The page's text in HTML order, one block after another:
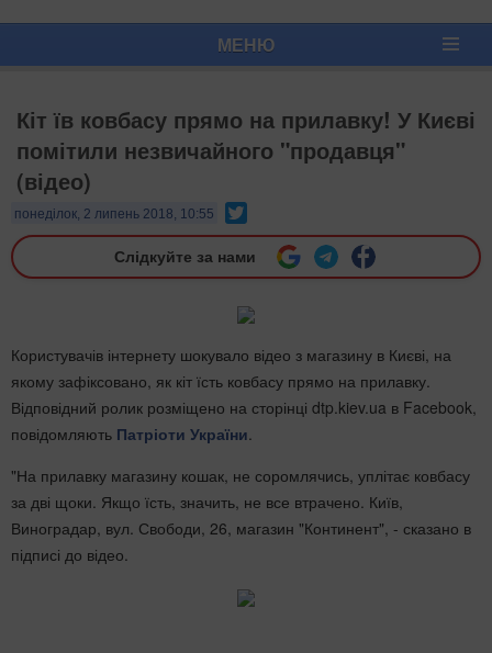
МЕНЮ
Кіт їв ковбасу прямо на прилавку! У Києві
помітили незвичайного "продавця"
(відео)
понеділок, 2 липень 2018, 10:55
Слідкуйте за нами
Користувачів інтернету шокувало відео з магазину в Києві, на
якому зафіксовано, як кіт їсть ковбасу прямо на прилавку.
Відповідний ролик розміщено на сторінці dtp.kiev.ua в Facebook,
повідомляють Патріоти України.
"На прилавку магазину кошак, не соромлячись, уплітає ковбасу
за дві щоки. Якщо їсть, значить, не все втрачено. Київ,
Виноградар, вул. Свободи, 26, магазин "Континент", - сказано в
підписі до відео.